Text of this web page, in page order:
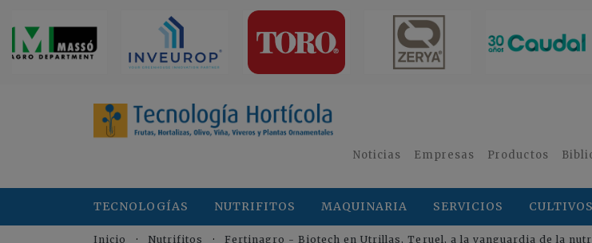
Noticias Empresas Productos
TECNOLOGÍAS NUTRIFITOS MAQUINARIA SERVICIOS CULTIVOS
Inicio Nutrifitos Fertinagro - Biotech en Utrillas, Teruel, a la vanguardia de la